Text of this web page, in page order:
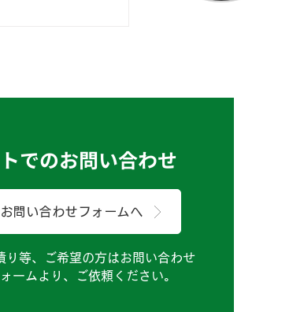
でのお問い合わせ
お問い合わせフォームへ
り等、ご希望の方はお問い合わせ
ームより、ご依頼ください。